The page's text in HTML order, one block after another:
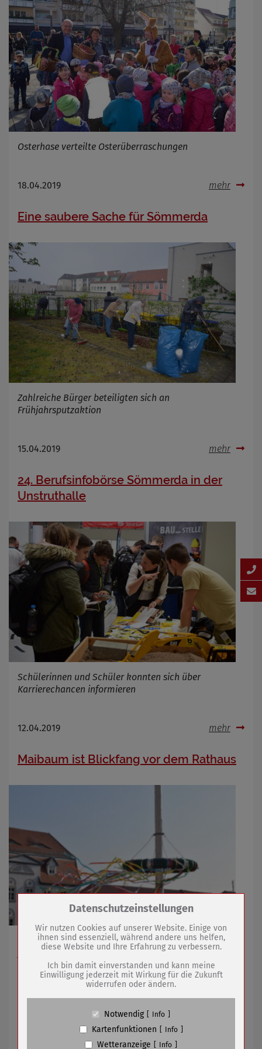
Osterhase verteilte Osterüberraschungen
18.04.2019 mehr
Eine saubere Sache für Sömmerda
Zahlreiche Bürger beteiligten sich an
Frühjahrsputzaktion
15.04.2019 mehr
24. Berufsinfobörse Sömmerda in der
Unstruthalle
Schülerinnen und Schüler konnten sich über
Karrierechancen informieren
12.04.2019 mehr
Maibaum ist Blickfang vor dem Rathaus
Tradition des Maibaumsetzens auch dieses Jahr
fortgeführt
Team der Stadtverwaltung beim 25.
Citylauf dabei
Zum Betrieb der Seite notwendige Cookies /
Name
PHP Session Cookie
Anbieter
Eigentümer dieser Website (Wenko-
Wenselaar GmbH & Co. KG)
Absicherung Kontaktformular / SPAM
Datenschutzeinstellungen
Wir nutzen Cookies auf unserer Website. Einige von
ihnen sind essenziell, während andere uns helfen,
diese Website und Ihre Erfahrung zu verbessern.
Ich bin damit einverstanden und kann meine
Einwilligung jederzeit mit Wirkung für die Zukunft
widerrufen oder ändern.
Notwendig Info
Kartenfunktionen Info
Wetteranzeige Info